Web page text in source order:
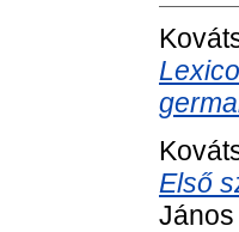
Első
János